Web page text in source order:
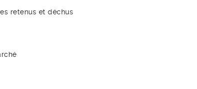
retenus et déchus